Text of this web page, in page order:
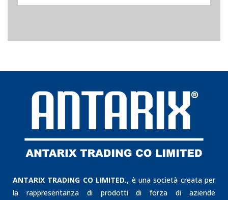
ANTARIX TRADING CO LIMITED., è una società creata per
la rappresentanza di prodotti di forza di aziende